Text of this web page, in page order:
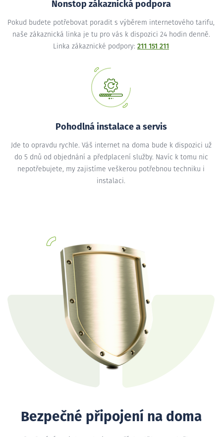
Nonstop zákaznická podpora
Pokud budete potřebovat poradit s výběrem internetového tarifu,
naše zákaznická linka je tu pro vás k dispozici 24 hodin denně.
Linka zákaznické podpory: 211 151 211
Pohodlná instalace a servis
Jde to opravdu rychle. Váš internet na doma bude k dispozici už
do 5 dnů od objednání a předplacení služby. Navíc k tomu nic
nepotřebujete, my zajistíme veškerou potřebnou techniku i
instalaci.
Bezpečné připojení na doma